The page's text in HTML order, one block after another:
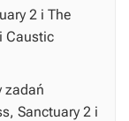
2 i The
Caustic
zadań
, Sanctuary 2 i